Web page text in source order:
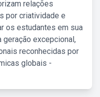
relações
por criatividade e
os estudantes em sua
geração excepcional,
reconhecidas por
globais -